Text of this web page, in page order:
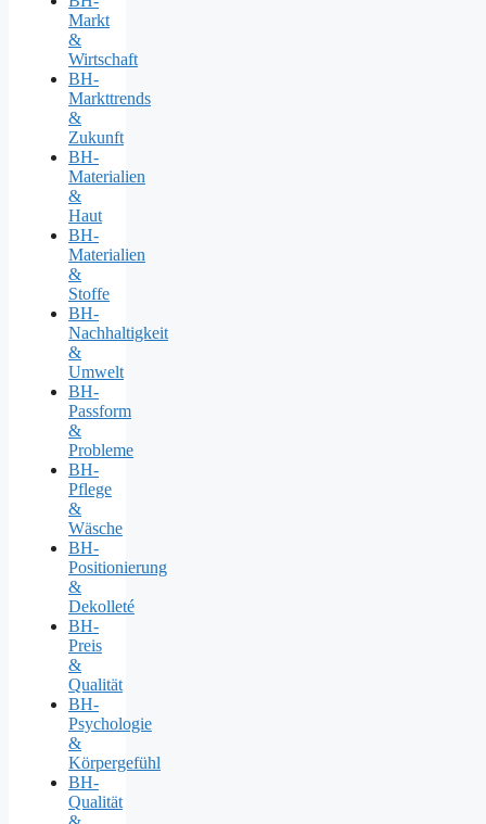
Markt
&
Wirtschaft
BH-
Markttrends
&
Zukunft
BH-
Materialien
&
Haut
BH-
Materialien
&
Stoffe
BH-
Nachhaltigkeit
&
Umwelt
BH-
Passform
&
Probleme
BH-
Pflege
&
Wäsche
BH-
Positionierung
&
Dekolleté
BH-
Preis
&
Qualität
BH-
Psychologie
&
Körpergefühl
BH-
Qualität